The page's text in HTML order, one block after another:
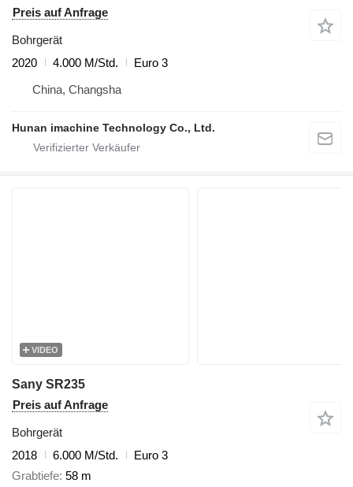
Preis auf Anfrage
Bohrgerät
2020
4.000 M/Std.
Euro 3
China, Changsha
Hunan imachine Technology Co., Ltd.
VIDEO
Sany SR235
Preis auf Anfrage
Bohrgerät
2018
6.000 M/Std.
Euro 3
Grabtiefe 58 m